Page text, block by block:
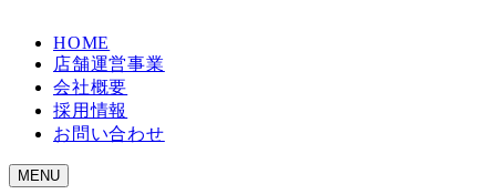
HOME
店舗運営事業
会社概要
採用情報
お問い合わせ
MENU